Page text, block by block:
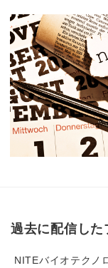
過去に配信した
NITEバイオテクノ